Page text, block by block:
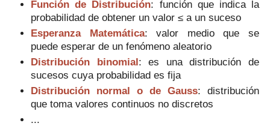
Función de Distribución: función que indica la
probabilidaddeobtener un valor≤a un suceso
Esperanza Matemática: valor medio que se
puede esperar de un fenómeno aleatorio
Distribución binomial: es una distribución de
sucesos cuya probabilidad es fija
Distribución normal o de Gauss: distribución
que toma valores continuos no discretos
...